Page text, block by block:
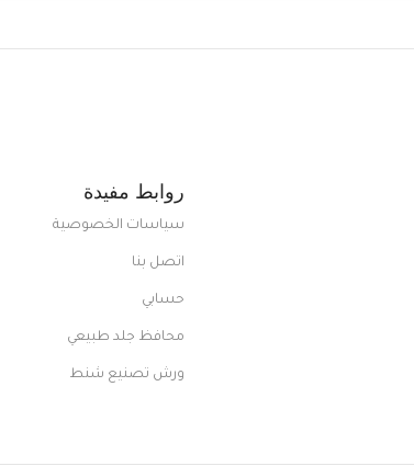
روابط مفيدة
سياسات الخصوصية
اتصل بنا
حسابي
محافظ جلد طبيعي
ورش تصنيع شنط